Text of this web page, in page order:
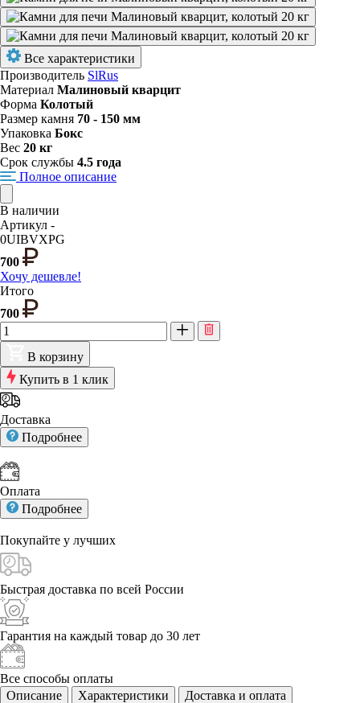
Все характеристики
Производитель SlRus
Материал Малиновый кварцит
Форма Колотый
Размер камня 70 - 150 мм
Упаковка Бокс
Вес 20 кг
Срок службы 4.5 года
Полное описание
В наличии
Артикул -
0UIBVXPG
700
Хочу дешевле!
Итого
700
В корзину
Купить в 1 клик
Доставка
Подробнее
Оплата
Подробнее
Покупайте у лучших
Быстрая доставка по всей России
Гарантия на каждый товар до 30 лет
Все способы оплаты
Описание
Характеристики Доставка и оплата